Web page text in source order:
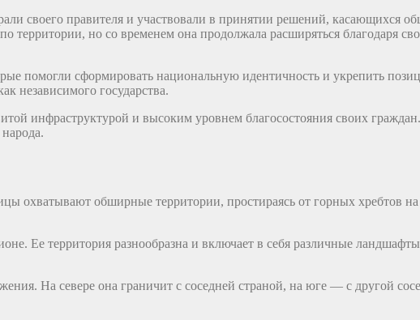
своего правителя и участвовали в принятии решений, касающихся
территории, но со временем она продолжала расширяться благодаря
помогли сформировать национальную идентичность и укрепить
независимого государства.
инфраструктурой и высоким уровнем благосостояния своих
охватывают обширные территории, простираясь от горных хребтов на
Ее территория разнообразна и включает в себя различные
На севере она граничит с соседней страной, на юге — с другой